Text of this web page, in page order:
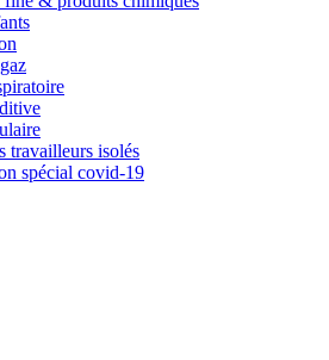
travailleurs isolés
spécial covid-19